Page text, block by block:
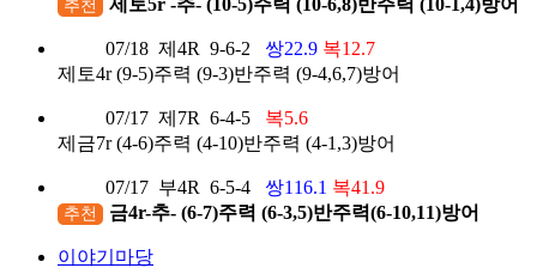
추천
07/18 제4R 9-6-2 쌍22.9 복12.7
제토4r (9-5)주력 (9-3)반주력 (9-4,6,7)방어
07/17 제7R 6-4-5
복5.6
제금7r (4-6)주력 (4-10)반주력 (4-1,3)방어
07/17 부4R 6-5-4 쌍116.1 복41.9
추천 금4r-추- (6-7)주력 (6-3,5)반주력(6-10,11)방어
이야기마당